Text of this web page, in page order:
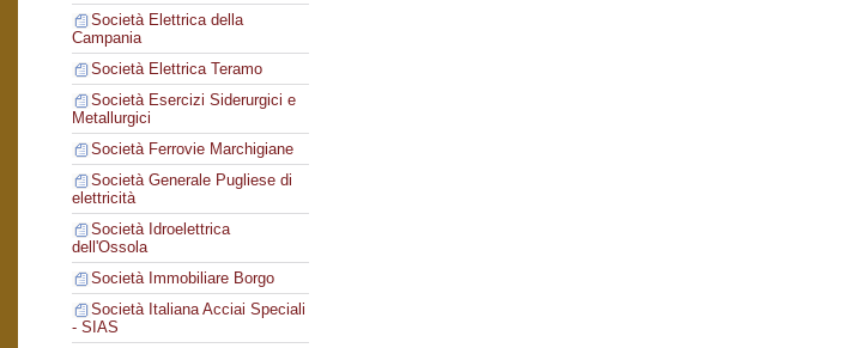
Società Elettrica della
Campania
Società Elettrica Teramo
Società Esercizi Siderurgici e
Metallurgici
Società Ferrovie Marchigiane
Società Generale Pugliese di
elettricità
Società Idroelettrica
dell'Ossola
Società Immobiliare Borgo
Società Italiana Acciai Speciali
- SIAS